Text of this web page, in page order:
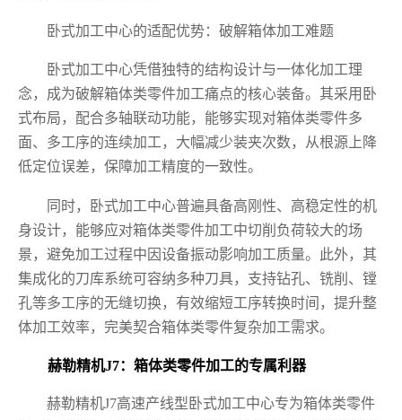
卧式加工中心的适配优势：破解箱体加工难题
卧式加工中心凭借独特的结构设计与一体化加工理
念，成为破解箱体类零件加工痛点的核心装备。其采用卧
式布局，配合多轴联动功能，能够实现对箱体类零件多
面、多工序的连续加工，大幅减少装夹次数，从根源上降
低定位误差，保障加工精度的一致性。
同时，卧式加工中心普遍具备高刚性、高稳定性的机
身设计，能够应对箱体类零件加工中切削负荷较大的场
景，避免加工过程中因设备振动影响加工质量。此外，其
集成化的刀库系统可容纳多种刀具，支持钻孔、铣削、镗
孔等多工序的无缝切换，有效缩短工序转换时间，提升整
体加工效率，完美契合箱体类零件复杂加工需求。
赫勒精机J7：箱体类零件加工的专属利器
赫勒精机J7高速产线型卧式加工中心专为箱体类零件